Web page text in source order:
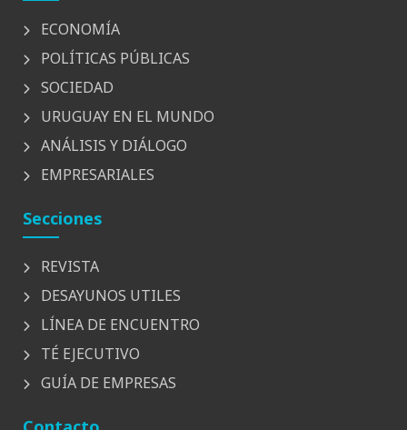
ECONOMÍA
POLÍTICAS PÚBLICAS
SOCIEDAD
URUGUAY EN EL MUNDO
ANÁLISIS Y DIÁLOGO
EMPRESARIALES
Secciones
REVISTA
DESAYUNOS UTILES
LÍNEA DE ENCUENTRO
TÉ EJECUTIVO
GUÍA DE EMPRESAS